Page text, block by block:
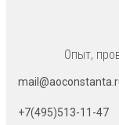
Опыт,
+7(495)513-11-47